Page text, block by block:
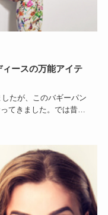
ースの万能アイテ
たが、このバギーパン
てきました。では昔と